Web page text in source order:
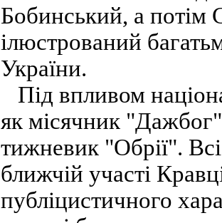
Бобинський, а
ілюстрований
України.
Під впливом
як місячник
тижневик "Обрії".
ближчій участі
публіцистичного